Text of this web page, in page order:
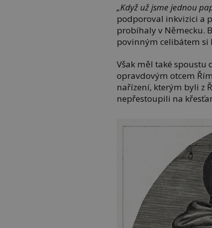
„Když už jsme jednou
podporoval inkvizici a
probíhaly v Německu.
povinným celibátem
Však měl také spoustu
opravdovým otcem
nařízení, kterým byli z
nepřestoupili na